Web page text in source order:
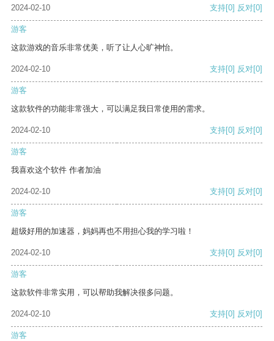
2024-02-10 支持[0] 反对[0]
游客
这款游戏的音乐非常优美，听了让人心旷神怡。
2024-02-10 支持[0] 反对[0]
游客
这款软件的功能非常强大，可以满足我日常使用的需求。
2024-02-10 支持[0] 反对[0]
游客
我喜欢这个软件 作者加油
2024-02-10 支持[0] 反对[0]
游客
超级好用的加速器，妈妈再也不用担心我的学习啦！
2024-02-10 支持[0] 反对[0]
游客
这款软件非常实用，可以帮助我解决很多问题。
2024-02-10 支持[0] 反对[0]
游客